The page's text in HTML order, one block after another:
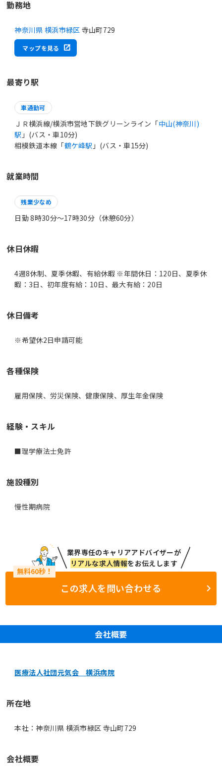
勤務地
神奈川県 横浜市緑区 寺山町729
マップを見る
最寄り駅
車通勤可
ＪＲ横浜線/横浜市営地下鉄グリーンライン「中山(神奈川)
駅 」(バス・車10分)
相模鉄道本線「鶴ケ峰駅 」(バス・車15分)
就業時間
残業少なめ
日勤 8時30分〜17時30分（休憩60分）
休日休暇
4週8休制、夏季休暇、有給休暇 ※年間休日：120日、夏季休
暇：3日、初年度有給：10日、最大有給：20日
休日備考
※希望休2日申請可能
各種保険
雇用保険、労災保険、健康保険、厚生年金保険
経験・スキル
■理学療法士免許
施設種別
慢性期病院
業界専任のキャリアアドバイザーが
リアルな求人情報をお伝えします
この求人を問い合わせる
会社概要
医療法人社団元気会 横浜病院
所在地
本社：神奈川県 横浜市緑区 寺山町729
会社概要